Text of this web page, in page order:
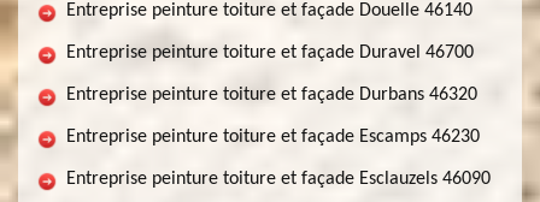
Entreprise peinture toiture et façade Douelle 46140
Entreprise peinture toiture et façade Duravel 46700
Entreprise peinture toiture et façade Durbans 46320
Entreprise peinture toiture et façade Escamps 46230
Entreprise peinture toiture et façade Esclauzels 46090